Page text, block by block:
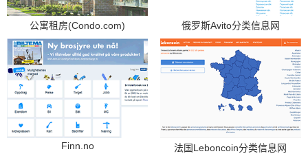
公寓租房(Condo.com) 俄罗斯Avito分类信息网
Finn.no 法国Leboncoin分类信息网